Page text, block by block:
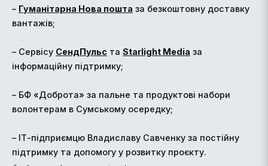
– Гуманітарна Нова пошта за безкоштовну доставку
вантажів;
– Сервісу СендПульс та Starlight Media за
інформаційну підтримку;
– БФ «Доброта» за пальне та продуктові набори
волонтерам в Сумському осередку;
– ІТ-підприємцю Владиславу Савченку за постійну
підтримку та допомогу у розвитку проєкту.